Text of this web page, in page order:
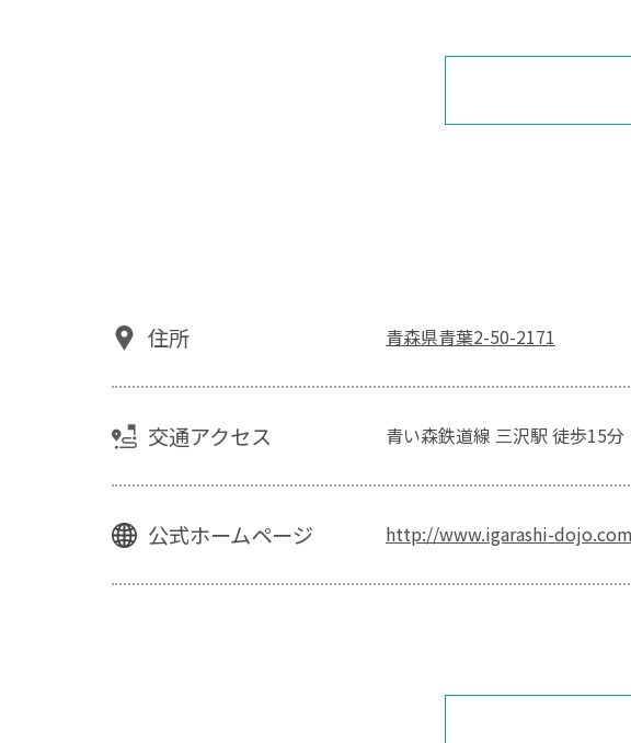
住所 青森県青葉2-50-2171
交通アクセス 青い森鉄道線 三沢駅 徒歩15分
公式ホームページ http://www.igarashi-dojo.com